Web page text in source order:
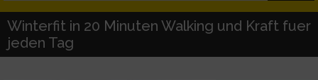
Winterfit in 20 Minuten Walking und Kraft fuer
jeden Tag